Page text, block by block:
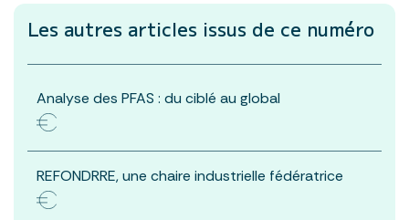
Les autres articles issus de ce numéro
Analyse des PFAS : du ciblé au global
REFONDRRE, une chaire industrielle fédératrice